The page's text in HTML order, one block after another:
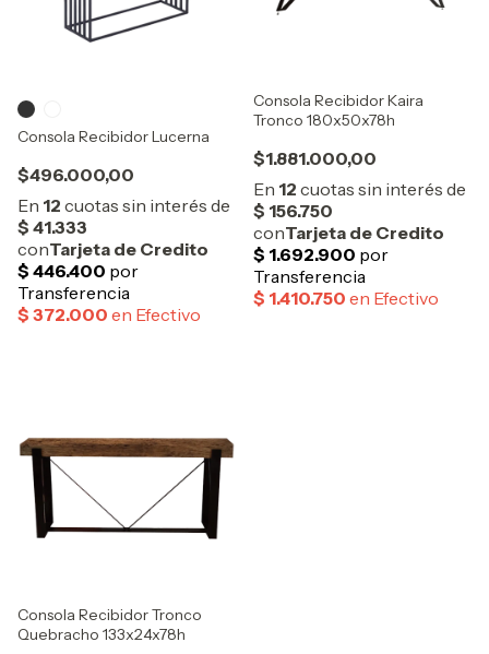
Consola Recibidor Lucerna
$496.000,00
Consola Recibidor Kaira
Tronco 180x50x78h
$1.881.000,00
Consola Recibidor Tronco
Quebracho 133x24x78h